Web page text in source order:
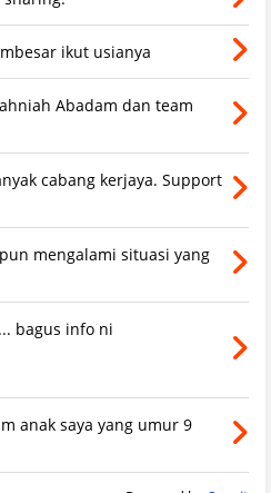
ikut usianya
Abadam dan team
cabang kerjaya. Support
mengalami situasi yang
bagus info ni
anak saya yang umur 9